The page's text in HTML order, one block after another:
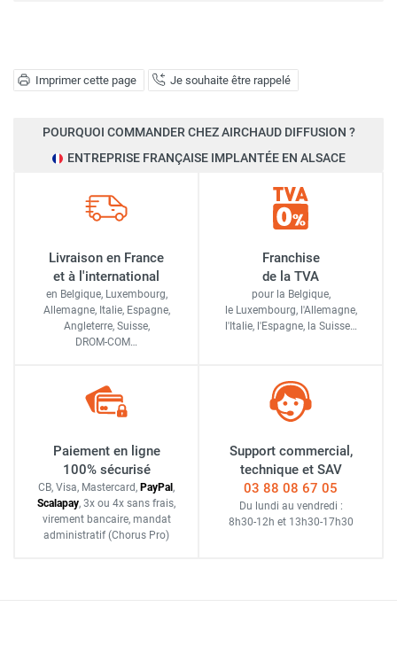
Imprimer cette page Je souhaite être rappelé
POURQUOI COMMANDER CHEZ AIRCHAUD DIFFUSION ?
ENTREPRISE FRANÇAISE IMPLANTÉE EN ALSACE
Livraison en France
et à l'international
en Belgique, Luxembourg,
Allemagne, Italie, Espagne,
Angleterre, Suisse,
DROM-COM…
Franchise
de la TVA
pour la Belgique,
le Luxembourg, l'Allemagne,
l'Italie, l'Espagne, la Suisse…
Paiement en ligne
100% sécurisé
CB, Visa, Mastercard, PayPal ,
Scalapay, 3x ou 4x sans frais,
virement bancaire, mandat
administratif (Chorus Pro)
Support commercial,
technique et SAV
03 88 08 67 05
Du lundi au vendredi :
8h30-12h et 13h30-17h30